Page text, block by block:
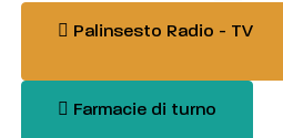
Palinsesto Radio - TV
Farmacie di turno